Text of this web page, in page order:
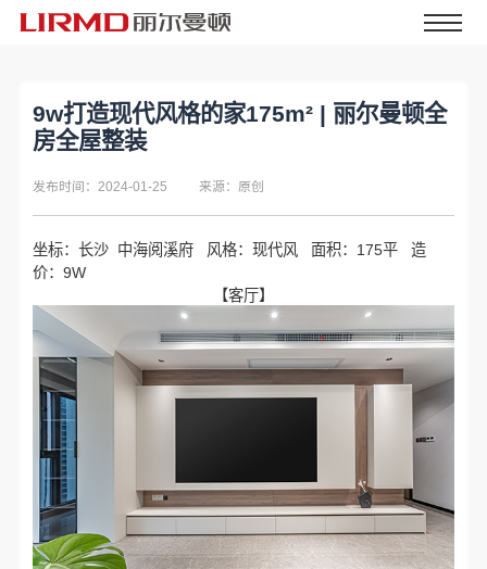
9w打造现代风格的家175m² | 丽尔曼顿全
房全屋整装
发布时间：2024-01-25 来源：原创
坐标：长沙 中海阅溪府 风格：现代风 面积：175平 造
价：9W
【客厅】